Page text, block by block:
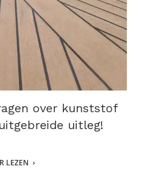
over kunststof
uitleg!
LEZEN